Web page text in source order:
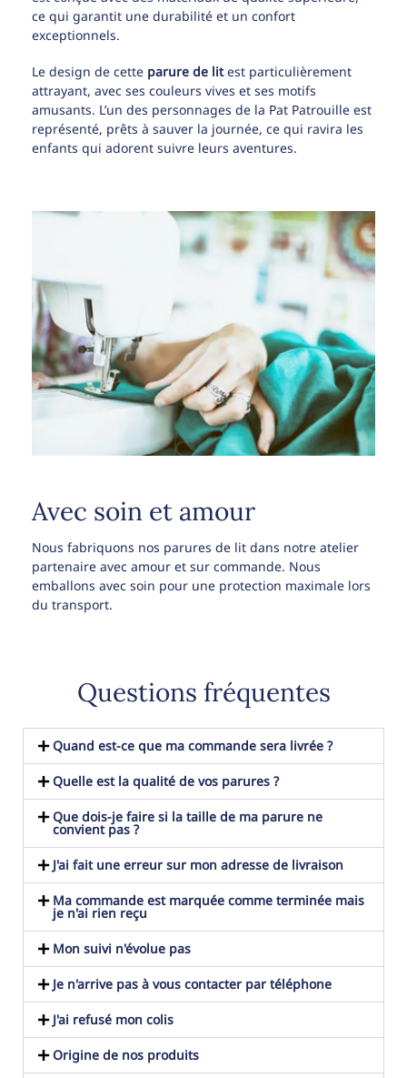
ce qui garantit une durabilité et un confort
exceptionnels.
Le design de cette parure de litest particulièrement
attrayant, avec ses couleurs vives et ses motifs
amusants. L’un des personnages de la Pat Patrouille est
représenté, prêts à sauver la journée, ce qui ravira les
enfants qui adorent suivre leurs aventures.
Avec soin et amour
Nous fabriquons nos parures de lit dans notre atelier
partenaire avec amour et sur commande. Nous
emballons avec soin pour une protection maximale lors
du transport.
Questions fréquentes
Quand est-ce que ma commande sera livrée ?
Quelle est la qualité de vos parures ?
Que dois-je faire si la taille de ma parure ne
convient pas ?
J'ai fait une erreur sur mon adresse de livraison
Ma commande est marquée comme terminée mais
je n'ai rien reçu
Mon suivi n'évolue pas
Je n'arrive pas à vous contacter par téléphone
J'ai refusé mon colis
Origine de nos produits